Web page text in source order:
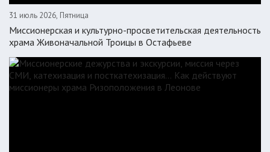
31 июль 2026, Пятница
Миссионерская и культурно-просветительская деятельность
храма Живоначальной Троицы в Остафьеве